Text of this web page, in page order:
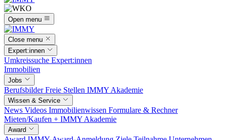
Open menu
Close menu
Expert:innen
Umkreissuche Expert:innen
Immobilien
Jobs
BerufsbilderFreie Stellen IMMY Akademie
Wissen & Service
News Videos Immobilienwissen Formulare & Rechner
Mieten/Kaufen + IMMY Akademie
Award